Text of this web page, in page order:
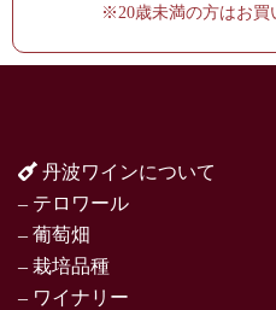
※20歳未満の方はお買
丹波ワインについて
– テロワール
– 葡萄畑
– 栽培品種
– ワイナリー